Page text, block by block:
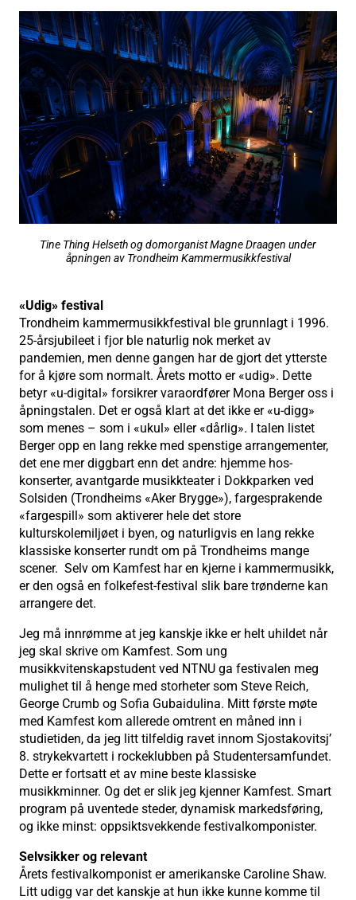
Tine Thing Helseth og domorganist Magne Draagen under
åpningen av Trondheim Kammermusikkfestival
«Udig» festival
Trondheim kammermusikkfestival ble grunnlagt i 1996.
25-årsjubileet i fjor ble naturlig nok merket av
pandemien, men denne gangen har de gjort det ytterste
for å kjøre som normalt. Årets motto er «udig». Dette
betyr «u-digital» forsikrer varaordfører Mona Berger oss i
åpningstalen. Det er også klart at det ikke er «u-digg»
som menes – som i «ukul» eller «dårlig». I talen listet
Berger opp en lang rekke med spenstige arrangementer,
det ene mer diggbart enn det andre: hjemme hos-
konserter, avantgarde musikkteater i Dokkparken ved
Solsiden (Trondheims «Aker Brygge»), fargesprakende
«fargespill» som aktiverer hele det store
kulturskolemiljøet i byen, og naturligvis en lang rekke
klassiske konserter rundt om på Trondheims mange
scener. Selv om Kamfest har en kjerne i kammermusikk,
er den også en folkefest-festival slik bare trønderne kan
arrangere det.
Jeg må innrømme at jeg kanskje ikke er helt uhildet når
jeg skal skrive om Kamfest. Som ung
musikkvitenskapstudent ved NTNU ga festivalen meg
mulighet til å henge med storheter som Steve Reich,
George Crumb og Sofia Gubaidulina. Mitt første møte
med Kamfest kom allerede omtrent en måned inn i
studietiden, da jeg litt tilfeldig ravet innom Sjostakovitsj’
8. strykekvartett i rockeklubben på Studentersamfundet.
Dette er fortsatt et av mine beste klassiske
musikkminner. Og det er slik jeg kjenner Kamfest. Smart
program på uventede steder, dynamisk markedsføring,
og ikke minst: oppsiktsvekkende festivalkomponister.
Selvsikker og relevant
Årets festivalkomponist er amerikanske Caroline Shaw.
Litt udigg var det kanskje at hun ikke kunne komme til